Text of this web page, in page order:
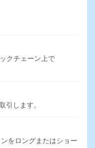
クチェーン上で
引します。
をロングまたはショー